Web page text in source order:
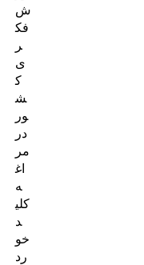
ش
فک
ر
ی
ک
ش
ور
در
مر
اغ
ه
کلی
د
خو
رد